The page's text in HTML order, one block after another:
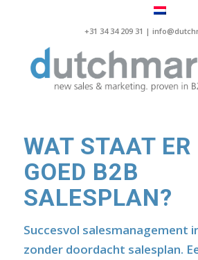
+31 34 34 209 31 |
WAT STAAT ER
GOED B2B
SALESPLAN?
Succesvol salesmanagement
zonder doordacht salesplan.